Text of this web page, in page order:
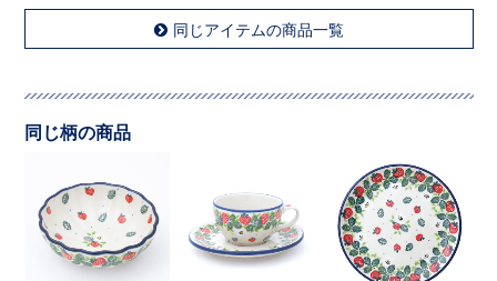
同じアイテムの商品一覧
同じ柄の商品